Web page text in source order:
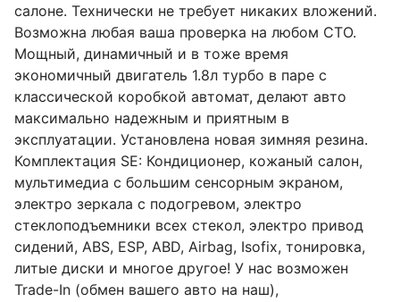
салоне. Технически не требует никаких вложений.
Возможна любая ваша проверка на любом СТО.
Мощный, динамичный и в тоже время
экономичный двигатель 1.8л турбо в паре с
классической коробкой автомат, делают авто
максимально надежным и приятным в
эксплуатации. Установлена новая зимняя резина.
Комплектация SE: Кондиционер, кожаный салон,
мультимедиа с большим сенсорным экраном,
электро зеркала с подогревом, электро
стеклоподъемники всех стекол, электро привод
сидений, ABS, ESP, ABD, Airbag, Isofix, тонировка,
литые диски и многое другое! У нас возможен
Trade-In (обмен вашего авто на наш),